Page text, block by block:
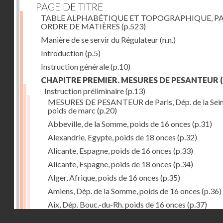
PAGE DE TITRE
TABLE ALPHABÉTIQUE ET TOPOGRAPHIQUE,
ORDRE DE MATIÈRES (p.523)
Manière de se servir du Régulateur(n.n.)
Introduction(p.5)
Instruction générale(p.10)
CHAPITRE PREMIER. MESURES DE PESANTEUR
Instruction préliminaire(p.13)
MESURES DE PESANTEUR de Paris, Dép. de la
poids de marc (p.20)
Abbeville, de la Somme, poids de 16 onces (p.31)
Alexandrie, Egypte, poids de 18 onces (p.32)
Alicante, Espagne, poids de 16 onces (p.33)
Alicante, Espagne, poids de 18 onces (p.34)
Alger, Afrique, poids de 16 onces (p.35)
Amiens, Dép. de la Somme, poids de 16 onces (p.36)
Aix, Dép. Bouc.-du-Rh. poids de 16 onces (p.37)